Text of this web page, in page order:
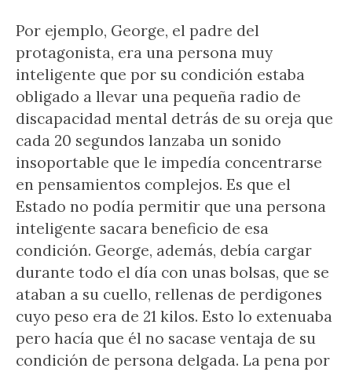
Por ejemplo, George, el padre del
protagonista, era una persona muy
inteligente que por su condición estaba
obligado a llevar una pequeña radio de
discapacidad mental detrás de su oreja que
cada 20 segundos lanzaba un sonido
insoportable que le impedía concentrarse
en pensamientos complejos. Es que el
Estado no podía permitir que una persona
inteligente sacara beneficio de esa
condición. George, además, debía cargar
durante todo el día con unas bolsas, que se
ataban a su cuello, rellenas de perdigones
cuyo peso era de 21 kilos. Esto lo extenuaba
pero hacía que él no sacase ventaja de su
condición de persona delgada. La pena por